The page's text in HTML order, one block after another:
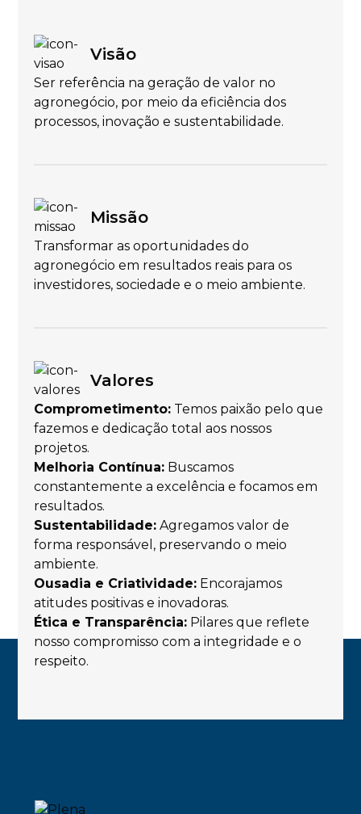
Visão
Ser referência na geração de valor no
agronegócio, por meio da eficiência dos
processos, inovação e sustentabilidade.
Missão
Transformar as oportunidades do
agronegócio em resultados reais para os
investidores, sociedade e o meio ambiente.
Valores
Comprometimento: Temos paixão pelo que
fazemos e dedicação total aos nossos
projetos.
Melhoria Contínua: Buscamos
constantemente a excelência e focamos em
resultados.
Sustentabilidade: Agregamos valor de
forma responsável, preservando o meio
ambiente.
Ousadia e Criatividade: Encorajamos
atitudes positivas e inovadoras.
Ética e Transparência: Pilares que reflete
nosso compromisso com a integridade e o
respeito.